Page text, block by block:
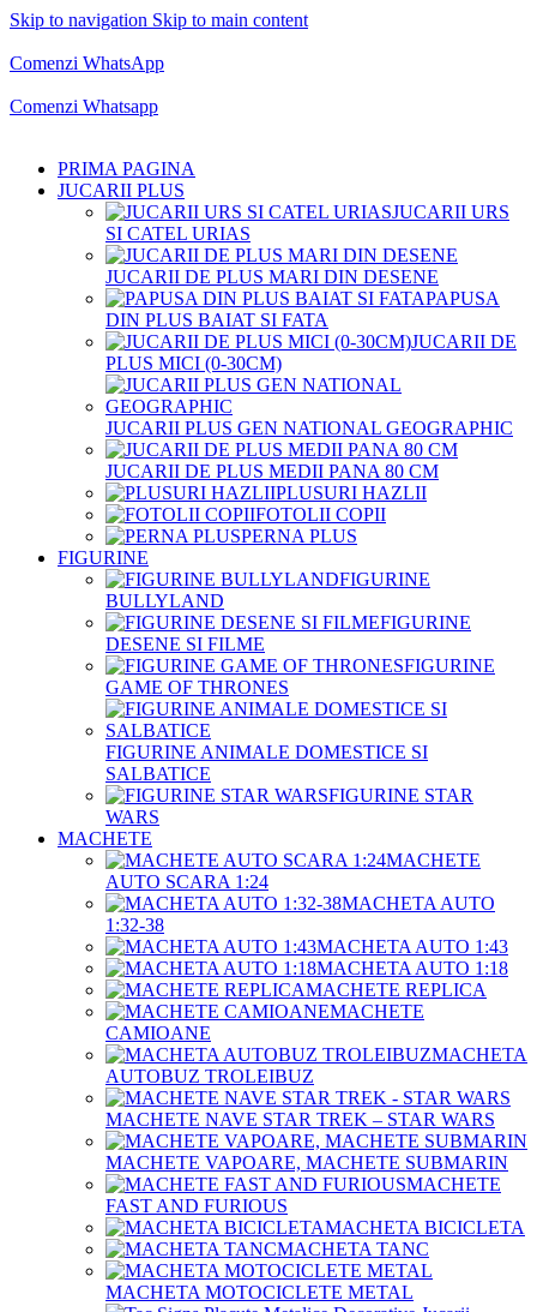
Skip to navigation Skip to main content
Comenzi WhatsApp
Comenzi Whatsapp
PRIMA PAGINA
JUCARII PLUS
JUCARII URS
SI CATEL URIAS
JUCARII DE PLUS MARI DIN DESENE
PAPUSA
DIN PLUS BAIAT SI FATA
JUCARII DE
PLUS MICI (0-30CM)
JUCARII PLUS GEN NATIONAL GEOGRAPHIC
JUCARII DE PLUS MEDII PANA 80 CM
PLUSURI HAZLII
FOTOLII COPII
PERNA PLUS
FIGURINE
FIGURINE
BULLYLAND
FIGURINE
DESENE SI FILME
FIGURINE
GAME OF THRONES
FIGURINE ANIMALE DOMESTICE SI
SALBATICE
FIGURINE STAR
WARS
MACHETE
MACHETE
AUTO SCARA 1:24
MACHETA AUTO
1:32-38
MACHETA AUTO 1:43
MACHETA AUTO 1:18
MACHETE REPLICA
MACHETE
CAMIOANE
MACHETA
AUTOBUZ TROLEIBUZ
MACHETE NAVE STAR TREK – STAR WARS
MACHETE VAPOARE, MACHETE SUBMARIN
MACHETE
FAST AND FURIOUS
MACHETA BICICLETA
MACHETA TANC
MACHETA MOTOCICLETE METAL